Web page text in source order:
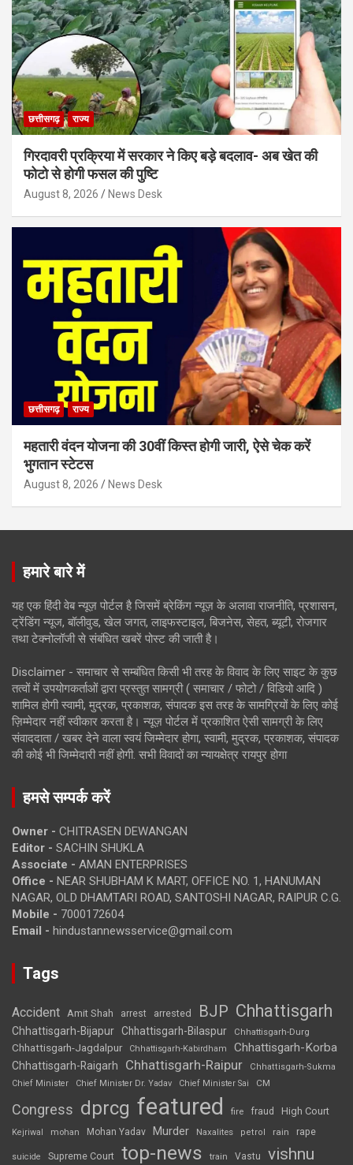
छत्तीसगढ़ राज्य
गिरदावरी प्रक्रिया में सरकार ने किए बड़े बदलाव- अब खेत की
फोटो से होगी फसल की पुष्टि
August 8, 2026 News Desk
छत्तीसगढ़ राज्य
महतारी वंदन योजना की 30वीं किस्त होगी जारी, ऐसे चेक करें
भुगतान स्टेटस
August 8, 2026 News Desk
हमारे बारे में
यह एक हिंदी वेब न्यूज़ पोर्टल है जिसमें ब्रेकिंग न्यूज़ के अलावा राजनीति, प्रशासन,
ट्रेंडिंग न्यूज, बॉलीवुड, खेल जगत, लाइफस्टाइल, बिजनेस, सेहत, ब्यूटी, रोजगार
तथा टेक्नोलॉजी से संबंधित खबरें पोस्ट की जाती है।
Disclaimer - समाचार से सम्बंधित किसी भी तरह के विवाद के लिए साइट के कुछ
तत्वों में उपयोगकर्ताओं द्वारा प्रस्तुत सामग्री ( समाचार / फोटो / विडियो आदि )
शामिल होगी स्वामी, मुद्रक, प्रकाशक, संपादक इस तरह के सामग्रियों के लिए कोई
ज़िम्मेदार नहीं स्वीकार करता है। न्यूज़ पोर्टल में प्रकाशित ऐसी सामग्री के लिए
संवाददाता / खबर देने वाला स्वयं जिम्मेदार होगा, स्वामी, मुद्रक, प्रकाशक, संपादक
की कोई भी जिम्मेदारी नहीं होगी. सभी विवादों का न्यायक्षेत्र रायपुर होगा
हमसे सम्पर्क करें
Owner - CHITRASEN DEWANGAN
Editor - SACHIN SHUKLA
Associate - AMAN ENTERPRISES
Office - NEAR SHUBHAM K MART, OFFICE NO. 1, HANUMAN
NAGAR, OLD DHAMTARI ROAD, SANTOSHI NAGAR, RAIPUR C.G.
Mobile - 7000172604
Email - hindustannewsservice@gmail.com
Tags
Accident Amit Shah arrest arrested BJP Chhattisgarh
Chhattisgarh-Bijapur Chhattisgarh-Bilaspur Chhattisgarh-Durg
Chhattisgarh-Jagdalpur Chhattisgarh-Kabirdham Chhattisgarh-Korba
Chhattisgarh-Raigarh Chhattisgarh-Raipur
Chhattisgarh-Sukma
Chief Minister
Chief Minister Dr. Yadav Chief Minister Sai CM
Congress dprcg featured fire fraud High Court
Kejriwal mohan Mohan Yadav Murder Naxalites petrol rain rape
suicide Supreme Court top-news train Vastu vishnu